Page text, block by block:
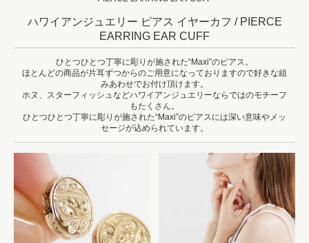
ハワイアンジュエリー ピアス イヤーカフ / PIERCE
EARRING EAR CUFF
ひとつひとつ丁寧に彫りが施された“Maxi”のピアス。
ほとんどの商品が片耳ずつからのご用意になっておりますので好きな組
みあわせでお付け頂けます。
ホヌ、スターフィッシュなどハワイアンジュエリーならではのモチーフ
もたくさん。
ひとつひとつ丁寧に彫りが施された“Maxi”のピアスには深い意味やメッ
セージが込められています。